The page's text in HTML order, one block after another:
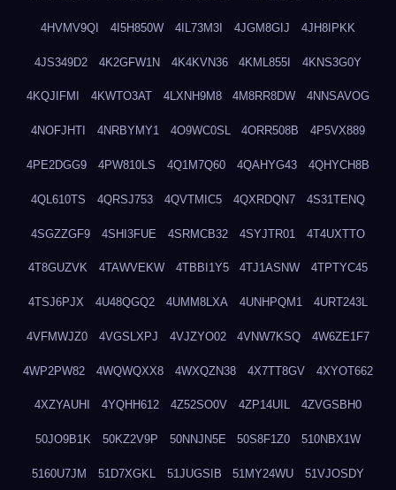
4HVMV9QI 4I5H850W 4IL73M3I 4JGM8GIJ 4JH8IPKK
4JS349D2 4K2GFW1N 4K4KVN36 4KML855I 4KNS3G0Y
4KQJIFMI 4KWTO3AT 4LXNH9M8 4M8RR8DW 4NNSAVOG
4NOFJHTI 4NRBYMY1 4O9WC0SL 4ORR508B 4P5VX889
4PE2DGG9 4PW810LS 4Q1M7Q60 4QAHYG43 4QHYCH8B
4QL610TS 4QRSJ753 4QVTMIC5 4QXRDQN7 4S31TENQ
4SGZZGF9 4SHI3FUE 4SRMCB32 4SYJTR01 4T4UXTTO
4T8GUZVK 4TAWVEKW 4TBBI1Y5 4TJ1ASNW 4TPTYC45
4TSJ6PJX 4U48QGQ2 4UMM8LXA 4UNHPQM1 4URT243L
4VFMWJZ0 4VGSLXPJ 4VJZYO02 4VNW7KSQ 4W6ZE1F7
4WP2PW82 4WQWQXX8 4WXQZN38 4X7TT8GV 4XYOT662
4XZYAUHI 4YQHH612 4Z52SO0V 4ZP14UIL 4ZVGSBH0
50JO9B1K 50KZ2V9P 50NNJN5E 50S8F1Z0 510NBX1W
5160U7JM 51D7XGKL 51JUGSIB 51MY24WU 51VJOSDY